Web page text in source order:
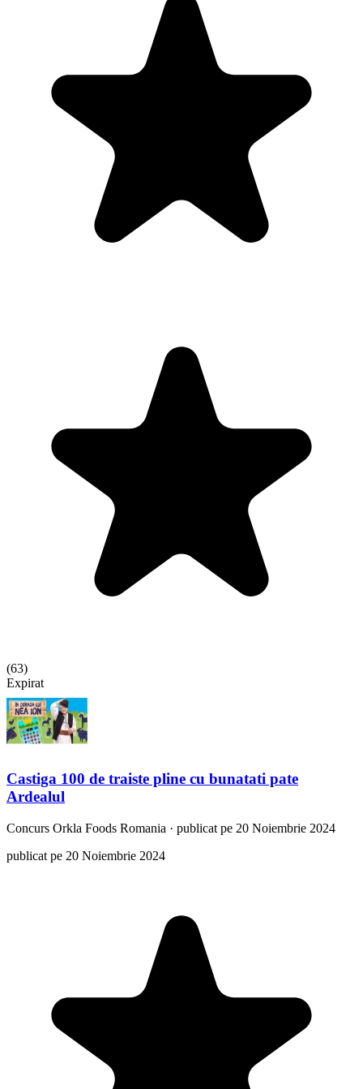
(63)
Expirat
Castiga 100 de traiste pline cu bunatati pate
Ardealul
Concurs Orkla Foods Romania · publicat pe 20 Noiembrie 2024
publicat pe 20 Noiembrie 2024